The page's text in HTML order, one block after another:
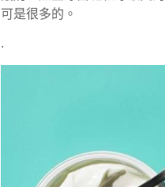
可是很多的。
.